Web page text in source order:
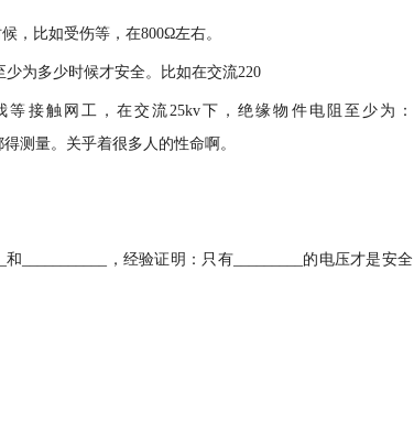
，比如受伤等，在800Ω左右。
为多少时候才安全。比如在交流220
等接触网工，在交流25kv下，绝缘物件电阻至少为：
测量。关乎着很多人的性命啊。
___________，经验证明：只有_________的电压才是安全